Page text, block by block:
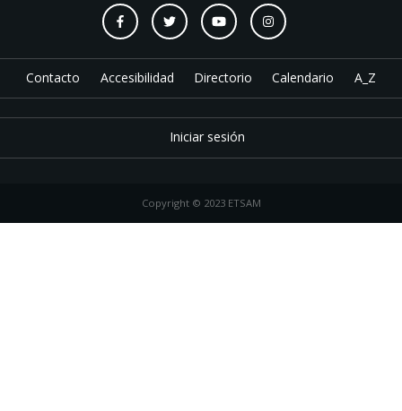
Contacto Accesibilidad Directorio Calendario A_Z
Iniciar sesión
Copyright © 2023 ETSAM